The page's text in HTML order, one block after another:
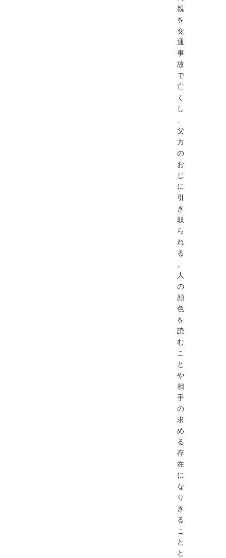
親
を
交
通
事
故
で
亡
く
し
父
方
の
お
じ
に
引
き
取
ら
れ
る
。
人
の
顔
色
を
読
む
こ
と
や
相
手
の
求
め
る
存
在
に
な
り
き
る
こ
と
と